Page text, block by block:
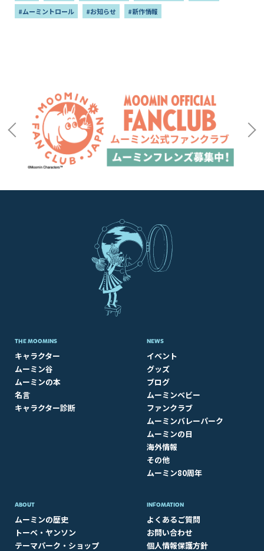
#ムーミントロール
#お知らせ #新作情報
THE MOOMINS
キャラクター
ムーミン谷
ムーミンの本
名言
キャラクター診断
NEWS
イベント
グッズ
ブログ
ムーミンベビー
ファンクラブ
ムーミンバレーパーク
ムーミンの日
海外情報
その他
ムーミン80周年
ABOUT​
ムーミンの歴史
トーベ・ヤンソン
テーマパーク・ショップ
INFOMATION
よくあるご質問
お問い合わせ
個人情報保護方針